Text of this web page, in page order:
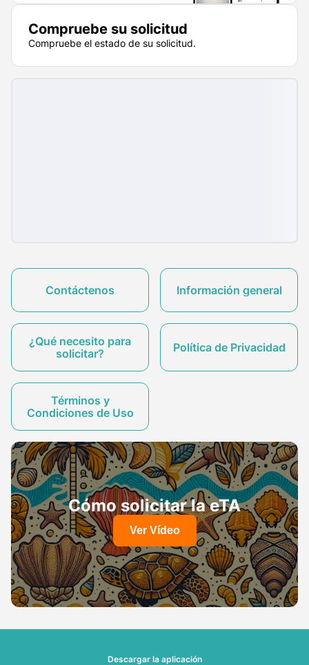
Compruebe su solicitud
Compruebe el estado de su solicitud.
Contáctenos Información general
¿Qué necesito para
solicitar?
Política de Privacidad
Términos y
Condiciones de Uso
Cómo solicitar la eTA
Ver Vídeo
Descargar la aplicación